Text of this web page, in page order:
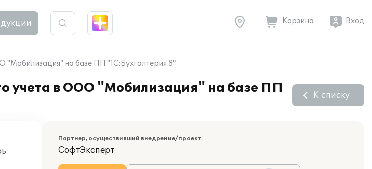
Корзина Вход
"Мобилизация" на базе ПП "1С:Бухгалтерия 8"
учета в ООО "Мобилизация" на базе ПП
К списку
Партнер, осуществивший внедрение/проект
СофтЭксперт